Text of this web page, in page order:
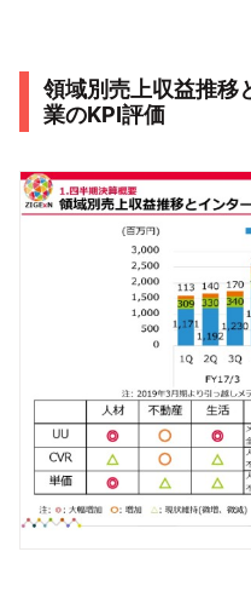
領域別売上収益推移
業のKPI評価